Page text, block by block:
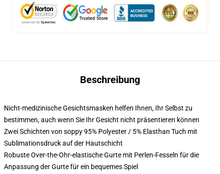
Beschreibung
Nicht-medizinische Gesichtsmasken helfen Ihnen, Ihr Selbst zu
bestimmen, auch wenn Sie Ihr Gesicht nicht präsentieren können
Zwei Schichten von soppy 95% Polyester / 5% Elasthan Tuch mit
Sublimationsdruck auf der Hautschicht
Robuste Over-the-Ohr-elastische Gurte mit Perlen-Fesseln für die
Anpassung der Gurte für ein bequemes Spiel